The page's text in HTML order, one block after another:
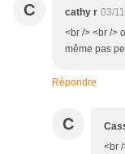
C cathy r 03/
<br /> <br />
même pas
Répondre
C
<br